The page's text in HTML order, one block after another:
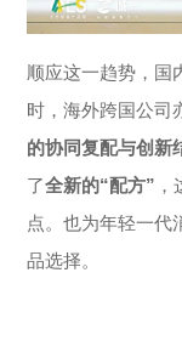
顺应这一趋势，国
时，海外跨国公司
的协同复配与创新
了全新的“配方”
点。也为年轻一代
品选择。